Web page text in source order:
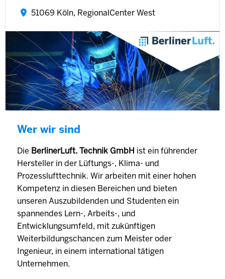
51069 Köln, RegionalCenter West
Wer wir sind
Die BerlinerLuft. Technik GmbH ist ein führender
Hersteller in der Lüftungs-, Klima- und
Prozesslufttechnik. Wir arbeiten mit einer hohen
Kompetenz in diesen Bereichen und bieten
unseren Auszubildenden und Studenten ein
spannendes Lern-, Arbeits-, und
Entwicklungsumfeld, mit zukünftigen
Weiterbildungschancen zum Meister oder
Ingenieur, in einem international tätigen
Unternehmen.